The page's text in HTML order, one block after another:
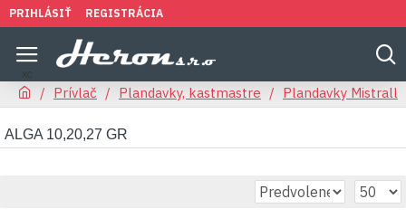
PRIHLÁSIŤ REGISTRÁCIA
Prívlač Plandavky, kastmastre Plandavky Mistrall
ALGA 10,20,27 GR